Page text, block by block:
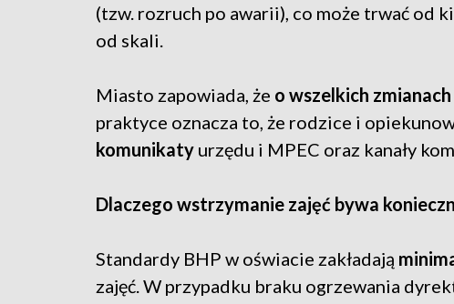
(tzw. rozruch po awarii), co może trwać od
od skali.
Miasto zapowiada, że o wszelkich
praktyce oznacza to, że rodzice i
komunikaty urzędu i MPEC oraz kanały
Dlaczego wstrzymanie zajęć bywa
Standardy BHP w oświacie zakładają
zajęć. W przypadku braku ogrzewania